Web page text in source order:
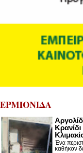
ΕΡΜΙΟΝΙΔΑ
Ένα
καθήκον